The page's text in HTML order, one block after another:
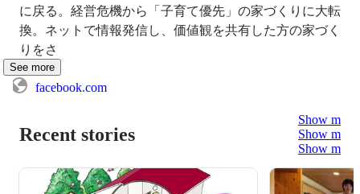
に戻る。経営危機から「子育て優先」の家づくりに大転
換。ネットで情報発信し、価値観を共有した方の家づく
りをさ
See more
facebook.com
Recent stories
Show more
Show more
Show more